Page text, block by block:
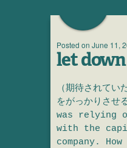
Posted on June 11,
let
（期待されてい
をがっかりさ
was relying
with the
company.